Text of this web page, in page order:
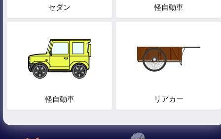
セダン 軽自動車
軽自動車 リアカー